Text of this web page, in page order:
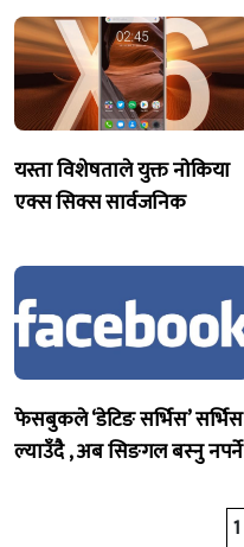
यस्ता विशेषताले युक्त नाेकिया
एक्स सिक्स सार्वजनिक
फेसबुकले ‘डेटिङ सर्भिस’ सर्भिस
ल्याउँदै , अब सिङगल बस्नु नपर्ने
1